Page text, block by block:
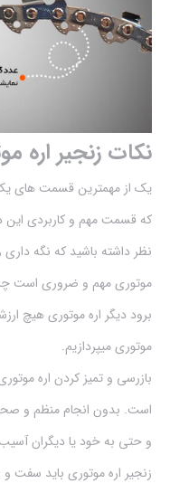
نکات زنجیر اره
یک از مهمترین قسمت های یک
که قسمت مهم و کاربردی
نظر داشته باشید که نگه داری
موتوری مهم و ضروری است چرا
برود دیگر اره موتوری هیچ
موتوری میپردازیم.
بازرسی و تمیز کردن اره
است. بدون انجام منظم و صحیح
و حتی به خود یا دیگران
زنجیر اره موتوری باید سفت و